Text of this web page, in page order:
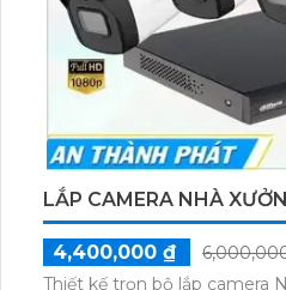
LẮP CAMERA NHÀ
4,400,000 ₫
Thiết kế trọn bộ lắp camera